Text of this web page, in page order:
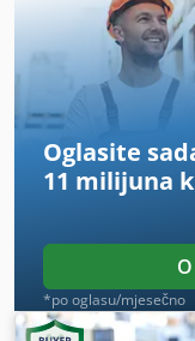
Oglasite
11 milijuna
*po oglasu/mjesečno